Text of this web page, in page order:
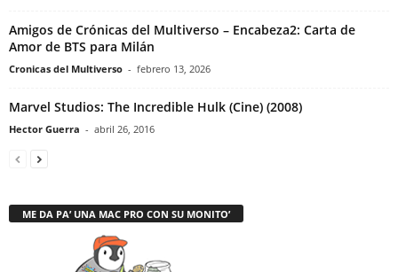
Amigos de Crónicas del Multiverso – Encabeza2: Carta de
Amor de BTS para Milán
Cronicas del Multiverso - febrero 13, 2026
Marvel Studios: The Incredible Hulk (Cine) (2008)
Hector Guerra - abril 26, 2016
ME DA PA’ UNA MAC PRO CON SU MONITO’